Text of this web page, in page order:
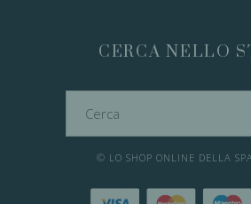
CERCA NELLO
© LO SHOP ONLINE DELLA